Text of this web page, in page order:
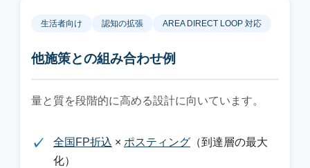
生活者向け 認知の拡張 AREA DIRECT LOOP 対応
他施策との組み合わせ例
量と質を段階的に高める設計に向いています。
全国FP折込 × ポスティング （到達層の最大
化）